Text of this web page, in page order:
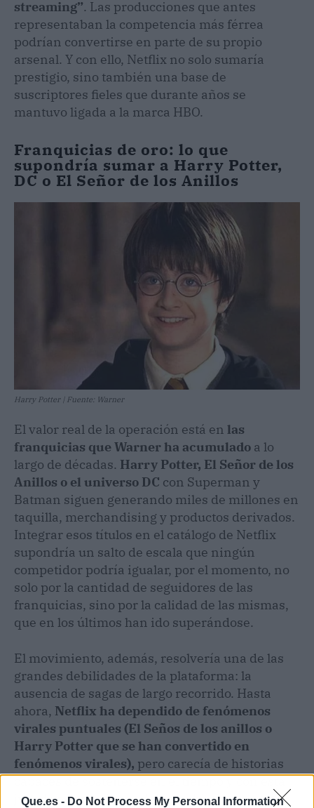
Que.es - Do Not Process My Personal Information
streaming”. Las producciones que antes
representaban la competencia más férrea
podrían convertirse en parte de su propio
arsenal. Y con ello, Netflix no solo sumaría
prestigio, sino también una base de
suscriptores fieles que durante años se
mantuvo ligada a la marca HBO.
Franquicias de oro: lo que
supondría sumar a Harry Potter,
DC o El Señor de los Anillos
Harry Potter | Fuente: Warner
El valor real de la operación está en las
franquicias que Warnerha acumulado a lo
largo de décadas. Harry Potter, El Señor de los
Anillos o el universo DC con Superman y
Batman siguen generando miles de millones en
taquilla, merchandising y productos derivados.
Integrar esos títulos en el catálogo de Netflix
supondría un salto de escala que ningún
competidor podría igualar, por el momento, no
solo por la cantidad de seguidores de las
franquicias, sino por la calidad de las mismas,
que en los últimos han ido superándose.
El movimiento, además, resolvería una de las
grandes debilidades de la plataforma: la
ausencia de sagas de largo recorrido. Hasta
ahora, Netflix ha dependido de fenómenos
virales puntuales (El Seños de los anillos o
Harry Potter que se han convertido en
fenómenos virales), pero carecía de historias
capaces de sostenerse en el tiempo y con esta
jugada estratégica podría cambiar este